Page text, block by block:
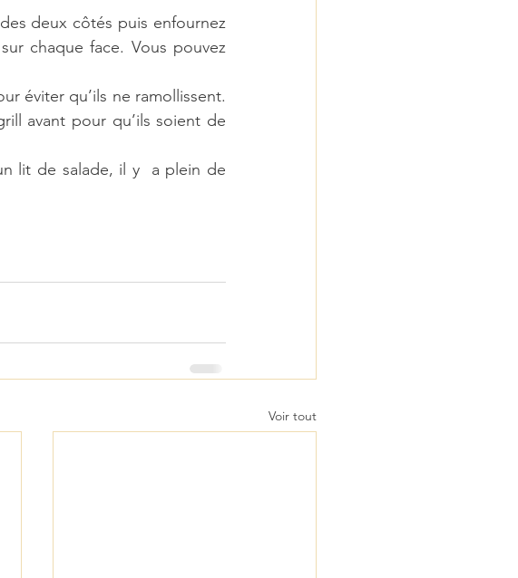
deux côtés puis enfournez
chaque face. Vous pouvez
éviter qu’ils ne ramollissent.
avant pour qu’ils soient de
lit de salade, il y  a plein de
Voir tout